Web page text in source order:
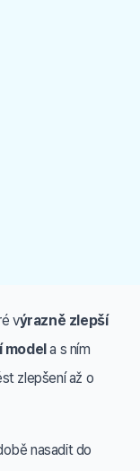
výrazně zlepší
modela s ním
zlepšení až o
nasadit do